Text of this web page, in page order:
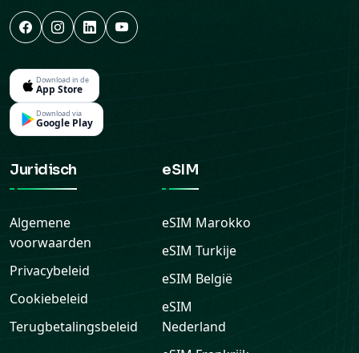
Download in de
App Store
Download via
Google Play
Juridisch
Algemene
voorwaarden
Privacybeleid
Cookiebeleid
Terugbetalingsbeleid
eSIM
eSIM Marokko
eSIM Turkije
eSIM België
eSIM
Nederland